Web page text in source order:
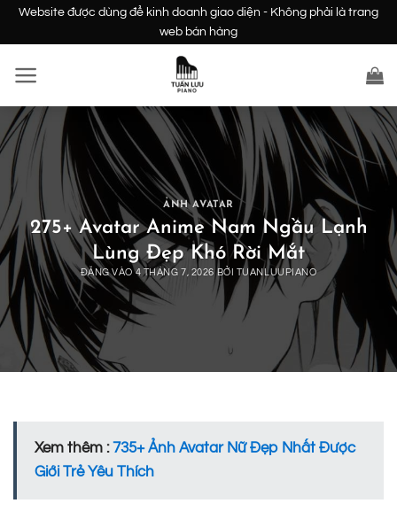
dung
Website được dùng để kinh doanh giao diện - Không phải là trang
web bán hàng
ẢNH AVATAR
275+ Avatar Anime Nam Ngầu Lạnh
Lùng Đẹp Khó Rời Mắt
ĐĂNG VÀO4 THÁNG 7, 2026 BỞI TUANLUUPIANO
Xem thêm :735+ Ảnh Avatar Nữ Đẹp Nhất Được
Giới Trẻ Yêu Thích